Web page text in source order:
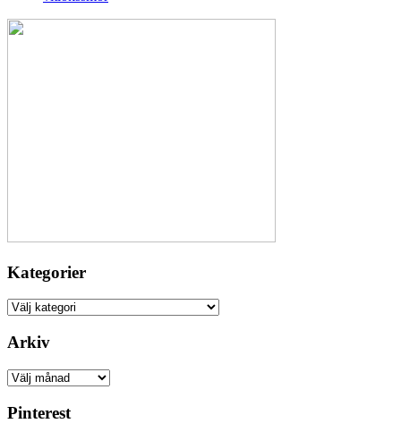
Kategorier
Kategorier
Arkiv
Arkiv
Pinterest